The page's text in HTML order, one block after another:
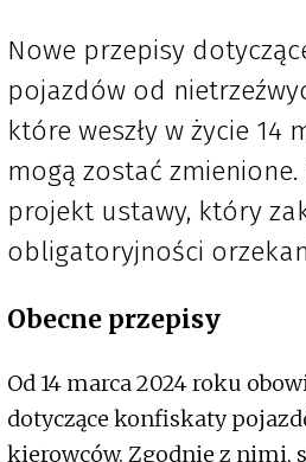
Nowe przepisy
pojazdów od
które weszły w życie 14
mogą zostać
projekt ustawy, który
obligatoryjności
Obecne przepisy
Od 14 marca 2024 roku
dotyczące konfiskaty
kierowców. Zgodnie z nimi,